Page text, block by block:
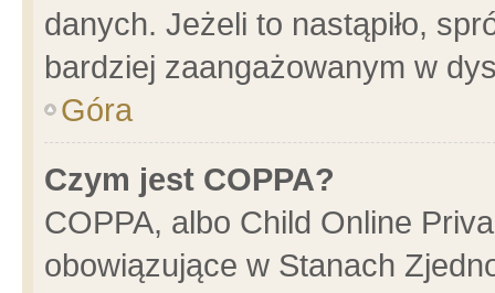
danych. Jeżeli to nastąpiło,
bardziej zaangażowanym w
Góra
Czym jest COPPA?
COPPA, albo Child Online
obowiązujące w Stanach